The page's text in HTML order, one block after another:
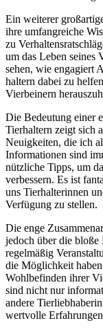
Ein ‌weiterer
⁣ihre ⁤umfangreiche⁤
zu
um das⁤ Leben ⁣seines
sehen, wie engagiert
haltern dabei zu
Vierbeinern
Die ‌Bedeutung einer
⁣Tierhaltern zeigt sich
Neuigkeiten, die ich
Informationen ‍sind
nützliche Tipps, um
verbessern. ⁤Es ist
uns Tierhalterinnen
Verfügung ‍zu stellen.
Die ⁢enge⁢
jedoch über die
regelmäßig⁢
die Möglichkeit
Wohlbefinden⁢ ihrer
sind nicht‍ nur⁣
andere
wertvolle⁢